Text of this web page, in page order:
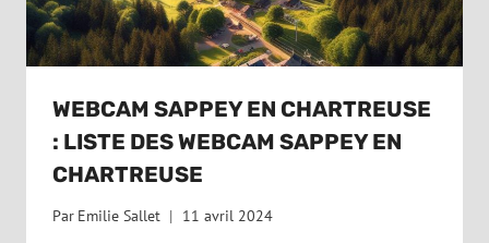
WEBCAM SAPPEY EN CHARTREUSE
: LISTE DES WEBCAM SAPPEY EN
CHARTREUSE
Par Emilie Sallet 11 avril 2024